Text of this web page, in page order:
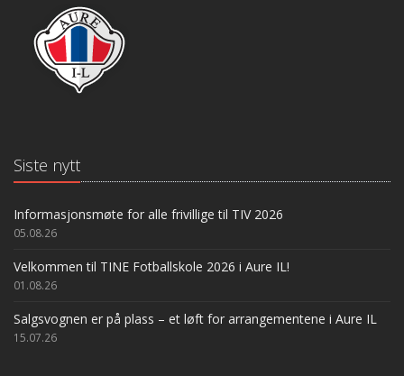
Siste nytt
Informasjonsmøte for alle frivillige til TIV 2026
05.08.26
Velkommen til TINE Fotballskole 2026 i Aure IL!
01.08.26
Salgsvognen er på plass – et løft for arrangementene i Aure IL
15.07.26